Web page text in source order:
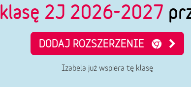
klasę 2J 2026-2027
DODAJ ROZSZERZENIE
Izabela już wspiera tę klasę